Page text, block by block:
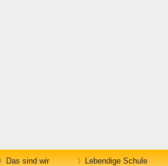
Das sind wir Lebendige Schule